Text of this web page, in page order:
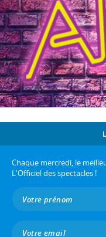
Chaque mercredi, le
L'Officiel des spectacles !